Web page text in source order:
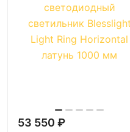
53 550 ₽